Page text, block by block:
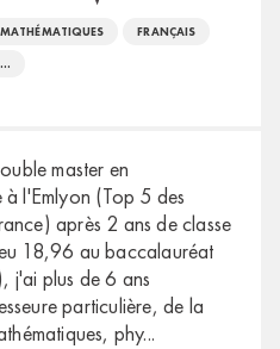
MATHÉMATIQUES FRANÇAIS
...
master en
à l'Emlyon (Top 5 des
après 2 ans de classe
18,96 au baccalauréat
j'ai plus de 6 ans
particulière, de la
phy...